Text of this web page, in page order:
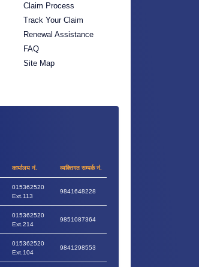
Claim Process
Track Your Claim
Renewal Assistance
FAQ
Site Map
कार्यालय नं. व्यक्तिगत सम्पर्क नं.
015362520
Ext.113
9841648228
015362520
Ext.214
9851087364
015362520
Ext.104
9841298553